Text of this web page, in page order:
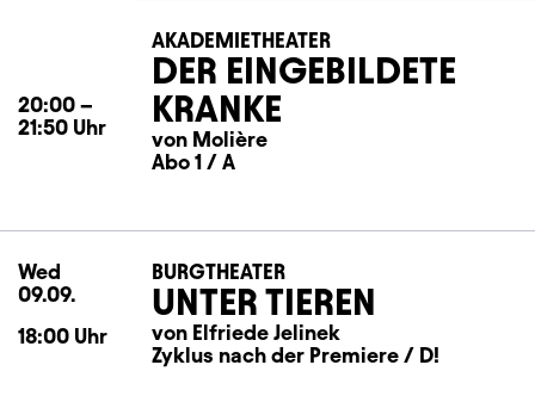
20:00 –
21:50 Uhr
AKADEMIETHEATER
DER EINGEBILDETE
KRANKE
von Molière
Abo 1 / A
Wed Wednesday
09.09.
18:00 Uhr
BURGTHEATER
UNTER TIEREN
von Elfriede Jelinek
Zyklus nach der Premiere / D!